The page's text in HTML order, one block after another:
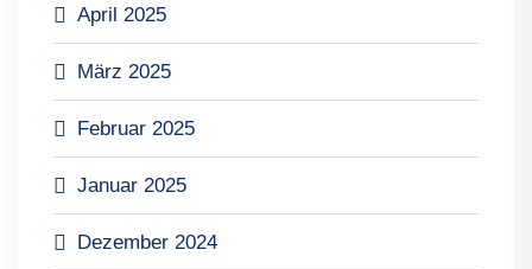
April 2025
März 2025
Februar 2025
Januar 2025
Dezember 2024